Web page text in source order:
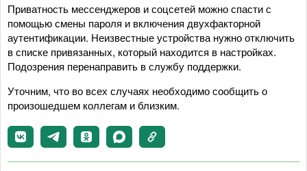
Приватность мессенджеров и соцсетей можно спасти с
помощью смены пароля и включения двухфакторной
аутентификации. Неизвестные устройства нужно отключить
в списке привязанных, который находится в настройках.
Подозрения перенаправить в службу поддержки.
Уточним, что во всех случаях необходимо сообщить о
произошедшем коллегам и близким.